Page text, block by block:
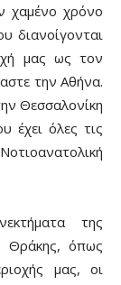
χαμένο χρόνο
διανοίγονται
μας ως τον
την Αθήνα.
Θεσσαλονίκη
έχει όλες τις
της
Θράκης, όπως
μας, οι